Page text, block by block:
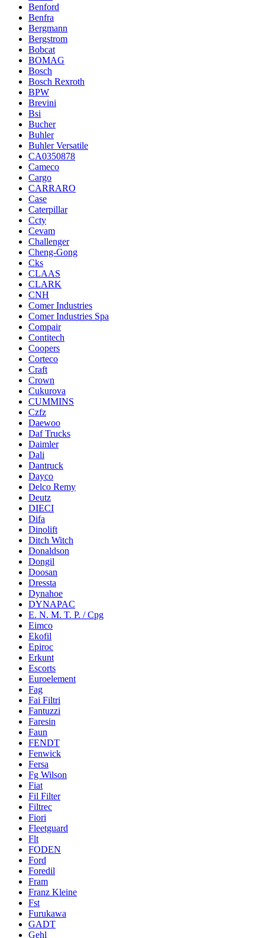
Benford
Benfra
Bergmann
Bergstrom
Bobcat
BOMAG
Bosch
Bosch Rexroth
BPW
Brevini
Bsi
Bucher
Buhler
Buhler Versatile
CA0350878
Cameco
Cargo
CARRARO
Case
Caterpillar
Ccty
Cevam
Challenger
Cheng-Gong
Cks
CLAAS
CLARK
CNH
Comer Industries
Comer Industries Spa
Compair
Contitech
Coopers
Corteco
Craft
Crown
Cukurova
CUMMINS
Czfz
Daewoo
Daf Trucks
Daimler
Dali
Dantruck
Dayco
Delco Remy
Deutz
DIECI
Difa
Dinolift
Ditch Witch
Donaldson
Dongil
Doosan
Dressta
Dynahoe
DYNAPAC
E. N. M. T. P. / Cpg
Eimco
Ekofil
Epiroc
Erkunt
Escorts
Euroelement
Fag
Fai Filtri
Fantuzzi
Faresin
Faun
FENDT
Fenwick
Fersa
Fg Wilson
Fiat
Fil Filter
Filtrec
Fiori
Fleetguard
Flt
FODEN
Ford
Foredil
Fram
Franz Kleine
Fst
Furukawa
GADT
Gehl